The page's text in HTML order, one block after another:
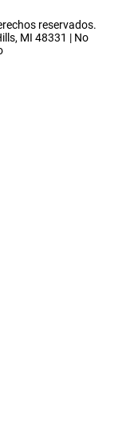
reservados.
MI 48331 | No